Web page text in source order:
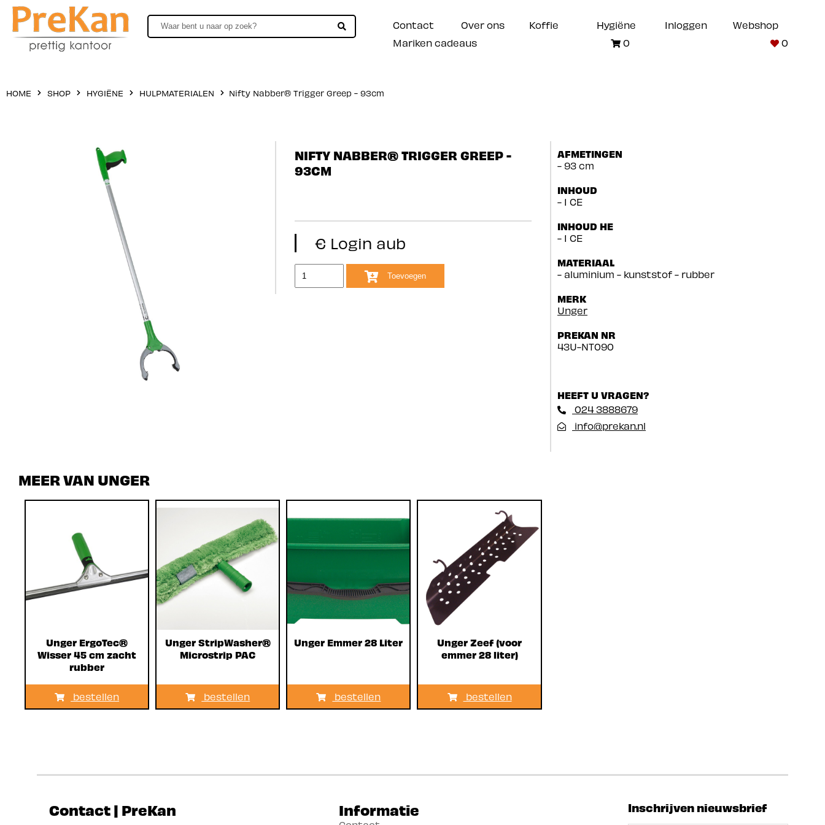
Contact Over ons Koffie Hygiëne Inloggen
Webshop
Mariken cadeaus
0 0
HOME SHOP HYGIËNE HULPMATERIALEN Nifty Nabber® Trigger Greep - 93cm
NIFTY NABBER® TRIGGER GREEP -
93CM
€ Login aub
Toevoegen
AFMETINGEN
- 93 cm
INHOUD
- 1 CE
INHOUD HE
- 1 CE
MATERIAAL
- aluminium - kunststof - rubber
MERK
Unger
PREKAN NR
43U-NT090
HEEFT U VRAGEN?
024 3888679
info@prekan.nl
MEER VAN UNGER
Unger ErgoTec®
Wisser 45 cm zacht
rubber
bestellen
Unger StripWasher®
Microstrip PAC
bestellen
Unger Emmer 28 Liter
bestellen
Unger Zeef (voor
emmer 28 liter)
bestellen
Contact | PreKan Informatie Inschrijven nieuwsbrief